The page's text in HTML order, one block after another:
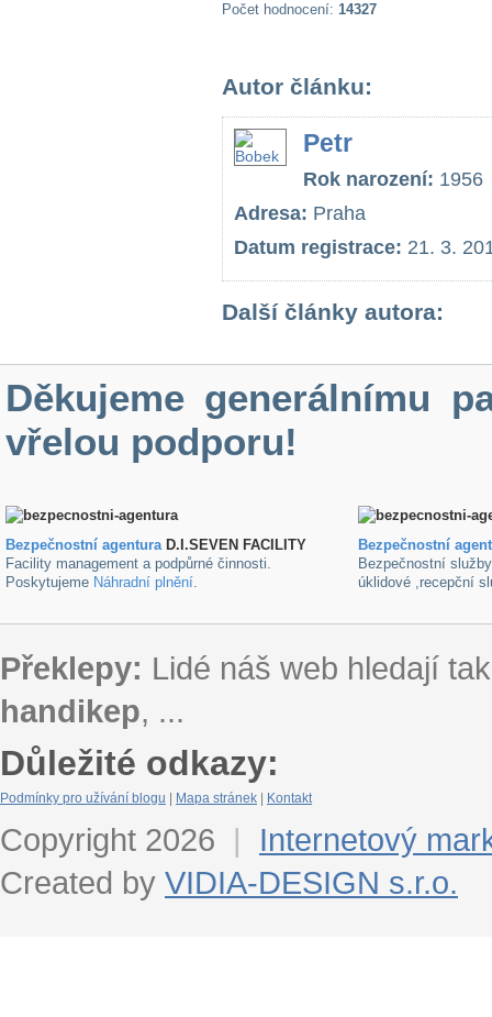
Počet hodnocení: 14327
Autor článku:
Petr
Rok narození: 1956
Adresa: Praha
Datum registrace: 21. 3.
Další články autora:
Děkujeme generálnímu
vřelou podporu!
Bezpečnostní agenturaD.I.SEVEN FACILITY
Facility management a podpůrné činnosti.
Poskytujeme Náhradní plnění.
Bezpečnostní
Bezpečnostní
úklidové ,recepční
Překlepy: Lidé náš web hledají
handikep, ...
Důležité odkazy:
Podmínky pro užívání blogu Mapa stránek Kontakt
Copyright 2026 |
Internetový
Created by VIDIA-DESIGN s.r.o.